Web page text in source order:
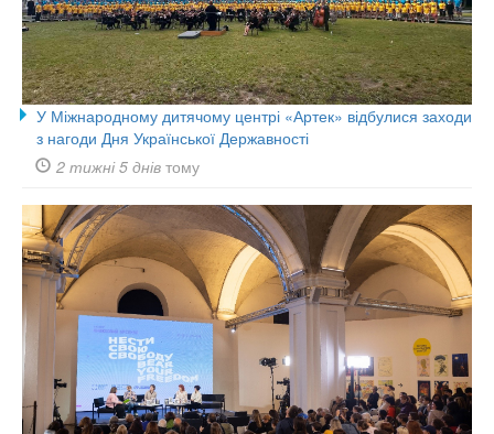
У Міжнародному дитячому центрі «Артек» відбулися заходи
з нагоди Дня Української Державності
2 тижні 5 днів тому